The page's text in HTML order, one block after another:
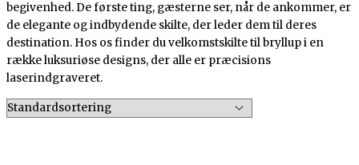
begivenhed. De første ting, gæsterne ser, når de ankommer, er
de elegante og indbydende skilte, der leder dem til deres
destination. Hos os finder du velkomstskilte til bryllup i en
række luksuriøse designs, der alle er præcisions
laserindgraveret.